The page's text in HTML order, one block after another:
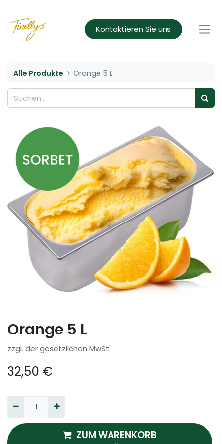
Kontaktieren Sie uns
Alle Produkte Orange 5 L
Orange 5 L
zzgl. der gesetzlichen MwSt.
32,50 €
ZUM WARENKORB